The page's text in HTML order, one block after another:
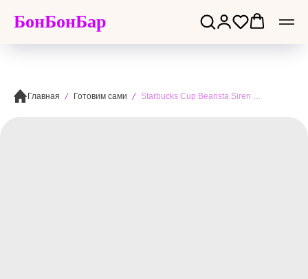
БонБонБар
Главная Готовим сами Starbucks Cup Bearista Siren 473ml - Стакан Старбакс с баристой-русалочкой